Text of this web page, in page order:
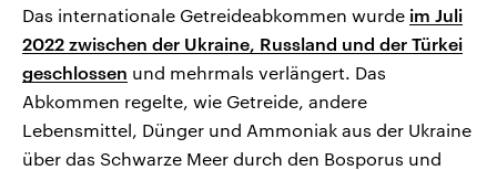
Das internationale Getreideabkommen wurde im Juli
2022 zwischen der Ukraine, Russland und der Türkei
geschlossen und mehrmals verlängert. Das
Abkommen regelte, wie Getreide, andere
Lebensmittel, Dünger und Ammoniak aus der Ukraine
über das Schwarze Meer durch den Bosporus und